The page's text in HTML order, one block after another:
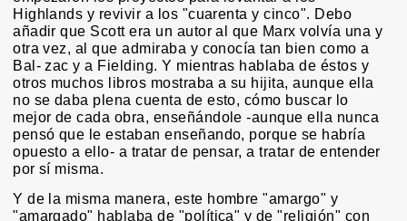
Highlands y revivir a los "cuarenta y cinco". Debo
añadir que Scott era un autor al que Marx volvía una y
otra vez, al que admiraba y conocía tan bien como a
Bal- zac y a Fielding. Y mientras hablaba de éstos y
otros muchos libros mostraba a su hijita, aunque ella
no se daba plena cuenta de esto, cómo buscar lo
mejor de cada obra, enseñándole -aunque ella nunca
pensó que le estaban enseñando, porque se habría
opuesto a ello- a tratar de pensar, a tratar de entender
por sí misma.
Y de la misma manera, este hombre "amargo" y
"amargado" hablaba de "política" y de "religión" con